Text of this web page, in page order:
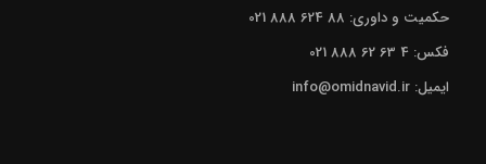
حکمیت و داوری: 88 624 888 021
فکس: 4 63 62 888 021
ایمیل: info@omidnavid.ir